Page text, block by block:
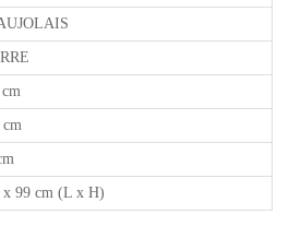
cm
cm
x 99 cm (L x H)